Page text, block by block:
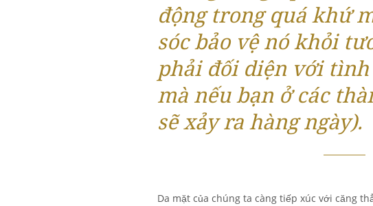
động trong quá khứ
sóc bảo vệ nó khỏi
phải đối diện với
mà nếu bạn ở các
sẽ xảy ra hàng ngày).
Da mặt của chúng ta càng tiếp xúc với căng